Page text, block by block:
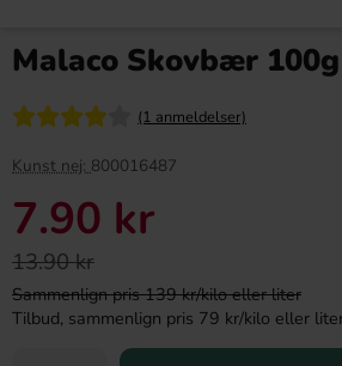
Malaco Skovbær 100g
(1 anmeldelser)
Kunst nej: 800016487
7.90 kr
13.90 kr
Sammenlign pris 139 kr/kilo eller liter
Tilbud, sammenlign pris 79 kr/kilo eller